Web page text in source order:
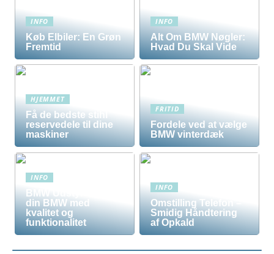
INFO
Køb Elbiler: En Grøn
Fremtid
INFO
Alt Om BMW Nøgler:
Hvad Du Skal Vide
HJEMMET
Få de bedste stihl
reservedele til dine
maskiner
FRITID
Fordele ved at vælge
BMW vinterdæk
INFO
BMW Udstyr – Tilpas
din BMW med
kvalitet og
funktionalitet
INFO
Omstilling Telefon –
Smidig Håndtering
af Opkald